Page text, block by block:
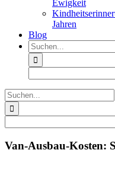
Ewigkeit
Jahren
Blog
Suche
nach:
Suche
nach:
Van-Ausbau-Kosten: